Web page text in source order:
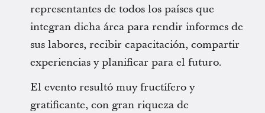
representantes de todos los países que
integran dicha área para rendir informes de
sus labores, recibir capacitación, compartir
experiencias y planificar para el futuro.
El evento resultó muy fructífero y
gratificante, con gran riqueza de